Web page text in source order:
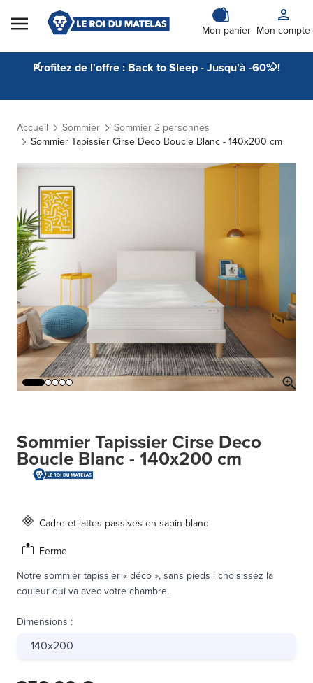
Skip to Content
Mon panier Mon compte
Profitez de l'offre : Back to Sleep - Jusqu'à -60% !
Accueil Sommier
Sommier 2 personnes
Sommier Tapissier Cirse Deco Boucle Blanc - 140x200 cm
Sommier Tapissier Cirse Deco
Boucle Blanc - 140x200 cm
Cadre et lattes passives en sapin blanc
Ferme
Notre sommier tapissier « déco », sans pieds : choisissez la
couleur qui va avec votre chambre.
Dimensions :
140x200